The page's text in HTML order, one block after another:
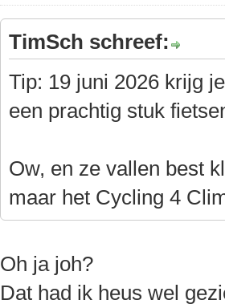
TimSch schreef:
Tip: 19 juni 2026 krijg
een prachtig stuk
Ow, en ze vallen best
maar het Cycling 4
Oh ja joh?
Dat had ik heus wel